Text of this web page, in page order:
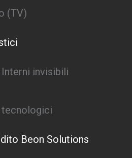
(TV)
invisibili
Beon Solutions